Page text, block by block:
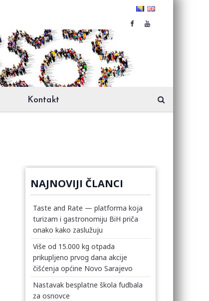
Kontakt
NAJNOVIJI ČLANCI
Taste and Rate — platforma koja
turizam i gastronomiju BiH priča
onako kako zaslužuju
Više od 15.000 kg otpada
prikupljeno prvog dana akcije
čišćenja općine Novo Sarajevo
Nastavak besplatne škola fudbala
za osnovce